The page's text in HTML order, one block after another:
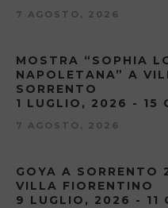
7 AGOSTO, 2026
MOSTRA “SOPHIA
NAPOLETANA” A
SORRENTO
1 LUGLIO, 2026 - 15
7 AGOSTO, 2026
GOYA A
VILLA FIORENTINO
9 LUGLIO, 2026 - 11